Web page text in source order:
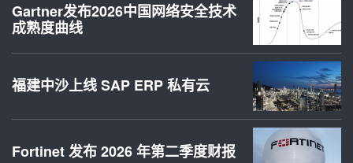
Gartner发布2026中国网络安全技术
成熟度曲线
福建中沙上线 SAP ERP 私有云
Fortinet 发布 2026 年第二季度财报